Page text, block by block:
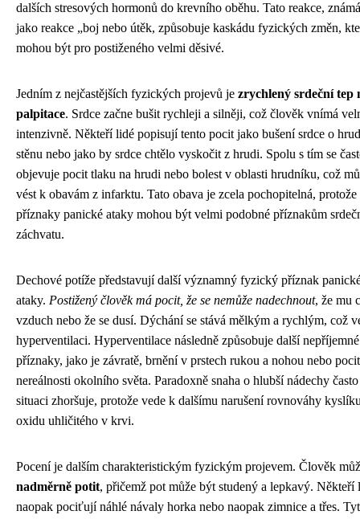
dalších stresových hormonů do krevního oběhu. Tato reakce,
jako reakce „boj nebo útěk, způsobuje kaskádu fyzických změn,
mohou být pro postiženého velmi děsivé.
Jedním z nejčastějších fyzických projevů je zrychlený srdeční tep
palpitace. Srdce začne bušit rychleji a silněji, což člověk vnímá
intenzivně. Někteří lidé popisují tento pocit jako bušení srdce o
stěnu nebo jako by srdce chtělo vyskočit z hrudi. Spolu s tím se
objevuje pocit tlaku na hrudi nebo bolest v oblasti hrudníku, což
vést k obavám z infarktu. Tato obava je zcela pochopitelná, protože
příznaky panické ataky mohou být velmi podobné příznakům
záchvatu.
Dechové potíže představují další významný fyzický příznak
ataky. Postižený člověk má pocit, že se nemůže nadechnout, že mu
vzduch nebo že se dusí. Dýchání se stává mělkým a rychlým, což
hyperventilaci. Hyperventilace následně způsobuje další nepříjemné
příznaky, jako je závratě, brnění v prstech rukou a nohou nebo pocit
nereálnosti okolního světa. Paradoxně snaha o hlubší nádechy často
situaci zhoršuje, protože vede k dalšímu narušení rovnováhy
oxidu uhličitého v krvi.
Pocení je dalším charakteristickým fyzickým projevem. Člověk
nadměrně potit, přičemž pot může být studený a lepkavý. Někteří
naopak pociťují náhlé návaly horka nebo naopak zimnice a třes.